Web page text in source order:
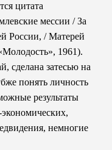
цитата
мессии / За
России, / Матерей
1961).
сделана затесью на
понять личность
результаты
немногие